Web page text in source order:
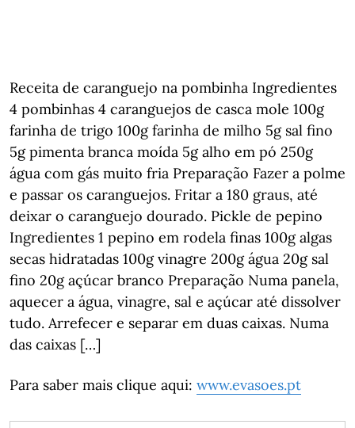
Receita de caranguejo na pombinha Ingredientes
4 pombinhas 4 caranguejos de casca mole 100g
farinha de trigo 100g farinha de milho 5g sal fino
5g pimenta branca moída 5g alho em pó 250g
água com gás muito fria Preparação Fazer a polme
e passar os caranguejos. Fritar a 180 graus, até
deixar o caranguejo dourado. Pickle de pepino
Ingredientes 1 pepino em rodela finas 100g algas
secas hidratadas 100g vinagre 200g água 20g sal
fino 20g açúcar branco Preparação Numa panela,
aquecer a água, vinagre, sal e açúcar até dissolver
tudo. Arrefecer e separar em duas caixas. Numa
das caixas […]
Para saber mais clique aqui: www.evasoes.pt